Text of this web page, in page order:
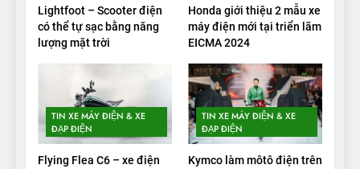
Thử nghiệm phạm vi thực tế
của Tesla Model 3 LR 2024
THỬ NGHIỆM PHẠM VI PIN
4
VinFast VF 8 chạy cao tốc
được bao xa, mỗi kW điện đi
được bao nhiêu km?
Lightfoot – Scooter điện
có thể tự sạc bằng năng
lượng mặt trời
Honda giới thiệu 2 mẫu xe
máy điện mới tại triển lãm
EICMA 2024
TIN XE MÁY ĐIỆN & XE
ĐẠP ĐIỆN
Flying Flea C6 – xe điện
TIN XE MÁY ĐIỆN & XE
ĐẠP ĐIỆN
Kymco làm môtô điện trên